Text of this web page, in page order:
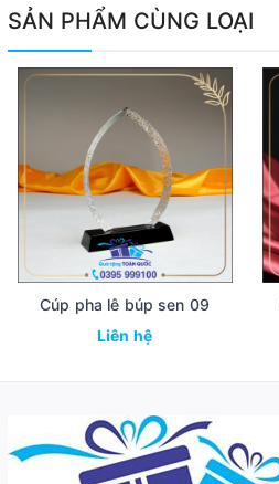
SẢN PHẨM CÙNG LOẠI
Cúp pha lê búp sen 09
Liên hệ